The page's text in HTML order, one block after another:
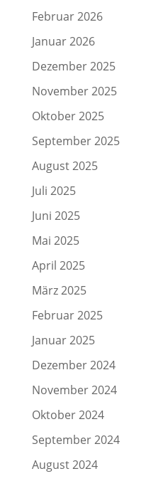
Februar 2026
Januar 2026
Dezember 2025
November 2025
Oktober 2025
September 2025
August 2025
Juli 2025
Juni 2025
Mai 2025
April 2025
März 2025
Februar 2025
Januar 2025
Dezember 2024
November 2024
Oktober 2024
September 2024
August 2024